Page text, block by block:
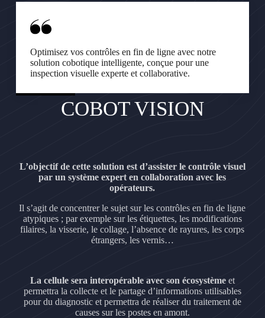
Optimisez vos contrôles en fin de ligne avec notre
solution cobotique intelligente, conçue pour une
inspection visuelle experte et collaborative.
COBOT VISION
L’objectif de cette solution est d’assister le contrôle visuel
par un système expert en collaboration avec les
opérateurs.
Il s’agit de concentrer le sujet sur les contrôles en fin de ligne
atypiques ; par exemple sur les étiquettes, les modifications
filaires, la visserie, le collage, l’absence de rayures, les corps
étrangers, les vernis…
La cellule sera interopérable avec son écosystèmeet
permettra la collecte et le partage d’informations utilisables
pour du diagnostic et permettra de réaliser du traitement de
causes sur les postes en amont.